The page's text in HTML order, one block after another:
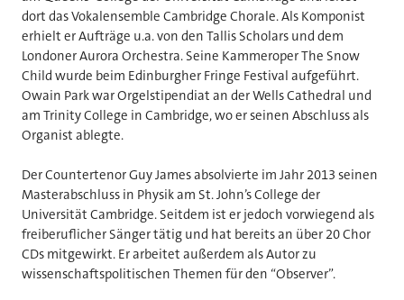
dort das Vokalensemble Cambridge Chorale. Als Komponist
erhielt er Aufträge u.a. von den Tallis Scholars und dem
Londoner Aurora Orchestra. Seine Kammeroper The Snow
Child wurde beim Edinburgher Fringe Festival aufgeführt.
Owain Park war Orgelstipendiat an der Wells Cathedral und
am Trinity College in Cambridge, wo er seinen Abschluss als
Organist ablegte.
Der Countertenor Guy James absolvierte im Jahr 2013 seinen
Masterabschluss in Physik am St. John’s College der
Universität Cambridge. Seitdem ist er jedoch vorwiegend als
freiberuflicher Sänger tätig und hat bereits an über 20 Chor
CDs mitgewirkt. Er arbeitet außerdem als Autor zu
wissenschaftspolitischen Themen für den “Observer”.